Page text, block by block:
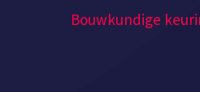
Bouwkundige